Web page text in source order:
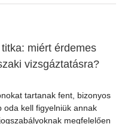
miért érdemes
vizsgáztatásra?
tartanak fent, bizonyos
oda kell figyelniük annak
megfelelően